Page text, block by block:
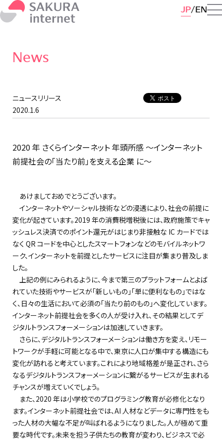
JP EN
News
ニュースリリース
2020.1.6
2020 年 さくらインターネット 年頭所感 ～インターネット
前提社会の「当たり前」を支える企業 に～
あけましておめでとうございます。
インターネットやソーシャル技術などの浸透により、社会の前提に
変化が起きています。2019 年の消費税増税後には、政府施策でキャ
ッシュレス決済でのポイント還元がはじまり非接触な IC カードでは
なく QR コードを中心としたスマートフォンなどのモバイルネットワ
ーク、インターネットを前提としたサービスに注目が集まり普及しま
した。
上記の例にみられるように、今まで第三のプラットフォームとよば
れていた技術やサービスが「新しいもの」「単に便利なもの」ではな
く、日々の生活において必須の「当たり前のもの」へ変化しています。
インターネット前提社会を多くの人が受け入れ、その結果としてデ
ジタルトランスフォーメーションは加速していきます。
さらに、デジタルトランスフォーメーションは働き方を変え、リモー
トワークが手軽に可能となる中で、東京に人口が集中する構造にも
変化が訪れると考えています。これにより地域格差が是正され、さら
なるデジタルトランスフォーメーションに繋がるサービスが生まれる
チャンスが増えていくでしょう。
また、2020 年は小学校でのプログラミング教育が必修化となり
ます。インターネット前提社会では、AI 人材などデータに専門性をも
った人材の大幅な不足が叫ばれるようになりました。人が極めて重
要な時代です。未来を担う子供たちの教育が変わり、ビジネスで必